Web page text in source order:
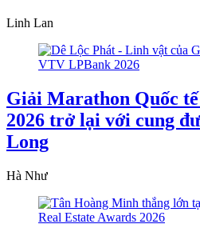
Linh Lan
Giải Marathon Quốc
2026 trở lại với cung
Long
Hà Như